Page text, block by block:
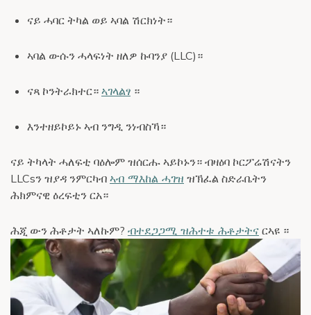
ናይ ሓባር ትካል ወይ ኣባል ሽርክነት።
ኣባል ውሱን ሓላፍነት ዘለዎ ኩባንያ (LLC)።
ናጻ ኮንትራክተር። ኣገላልፃ ።
እንተዘይኮይኑ ኣብ ንግዲ ንነብስኻ።
ናይ ትካላት ሓለፍቲ ባዕሎም ዝሰርሑ ኣይኮኑን። ብዛዕባ ኮርፖሬሽናትን
LLCsን ዝያዳ ንምርካብ ኣብ ማእከል ሓገዝ ዝኽፈል ስድራቤትን
ሕክምናዊ ዕረፍቲን ርአ።
ሕጂ ውን ሕቶታት ኣለኩም? ብተደጋጋሚ ዝሕተቱ ሕቶታትና ርኣዩ ።